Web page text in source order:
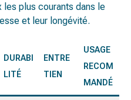
les plus courants dans le
et leur longévité.
DURABI
LITÉ
ENTRE
TIEN
USAGE
RECOM
MANDÉ